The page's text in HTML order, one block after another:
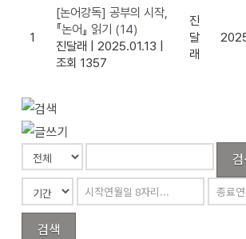
1
[논어강독] 공부의 시작,
『논어』 읽기 (14)
진달래
2025.01.13
조회 1357
진
달
래
검색